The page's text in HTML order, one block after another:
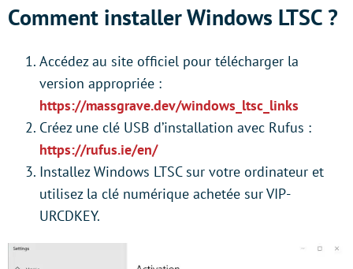
Comment installer Windows LTSC ?
Accédez au site officiel pour télécharger la
version appropriée :
https://massgrave.dev/windows_ltsc_links
Créez une clé USB d’installation avec Rufus :
https://rufus.ie/en/
Installez Windows LTSC sur votre ordinateur et
utilisez la clé numérique achetée sur VIP-
URCDKEY.